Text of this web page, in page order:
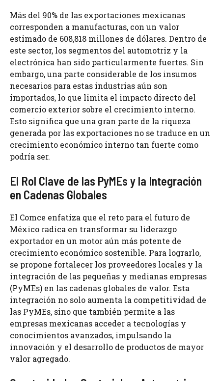
Más del 90% de las exportaciones mexicanas
corresponden a manufacturas, con un valor
estimado de 608,818 millones de dólares. Dentro de
este sector, los segmentos del automotriz y la
electrónica han sido particularmente fuertes. Sin
embargo, una parte considerable de los insumos
necesarios para estas industrias aún son
importados, lo que limita el impacto directo del
comercio exterior sobre el crecimiento interno.
Esto significa que una gran parte de la riqueza
generada por las exportaciones no se traduce en un
crecimiento económico interno tan fuerte como
podría ser.
El Rol Clave de las PyMEs y la Integración
en Cadenas Globales
El Comce enfatiza que el reto para el futuro de
México radica en transformar su liderazgo
exportador en un motor aún más potente de
crecimiento económico sostenible. Para lograrlo,
se propone fortalecer los proveedores locales y la
integración de las pequeñas y medianas empresas
(PyMEs) en las cadenas globales de valor. Esta
integración no solo aumenta la competitividad de
las PyMEs, sino que también permite a las
empresas mexicanas acceder a tecnologías y
conocimientos avanzados, impulsando la
innovación y el desarrollo de productos de mayor
valor agregado.